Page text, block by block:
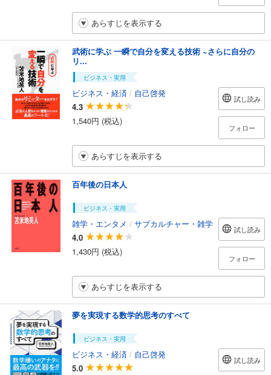
あらすじを表示する
武術に学ぶ 一瞬で自分を変える技術 ~さらに自分の
リ...
ビジネス・実用
ビジネス・経済 / 自己啓発
4.3
1,540円 (税込)
試し読み
フォロー
あらすじを表示する
百年後の日本人
ビジネス・実用
雑学・エンタメ / サブカルチャー・雑学
4.0
1,430円 (税込)
試し読み
フォロー
あらすじを表示する
夢を実現する数学的思考のすべて
ビジネス・実用
ビジネス・経済 / 自己啓発
5.0
試し読み